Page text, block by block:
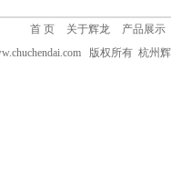
首 页 关于辉龙
产品展示
版权所有 杭州